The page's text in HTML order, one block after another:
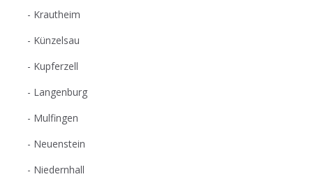
Krautheim
Künzelsau
Kupferzell
Langenburg
Mulfingen
Neuenstein
Niedernhall